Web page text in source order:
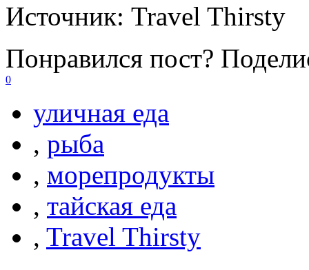
Источник: Travel Thirsty
Понравился пост?
0
уличная еда
, рыба
, морепродукты
, тайская еда
, Travel Thirsty